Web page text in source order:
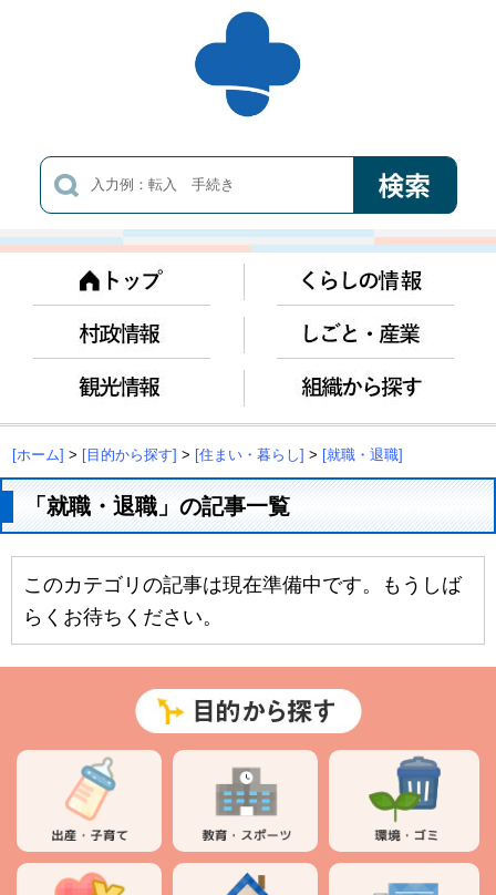
[ホーム] > [目的から探す] > [住まい・暮らし] > [就職・退職]
「就職・退職」の記事一覧
このカテゴリの記事は現在準備中です。もうしば
らくお待ちください。